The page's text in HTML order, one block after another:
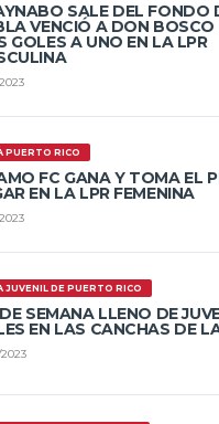
SALE DEL FONDO
VENCIÓ A DON BOSCO
GOLES A UNO EN LA LPR
PUERTO RICO
FC GANA Y TOMA EL
EN LA LPR FEMENINA
JUVENIL DE PUERTO RICO
SEMANA LLENO DE
EN LAS CANCHAS DE